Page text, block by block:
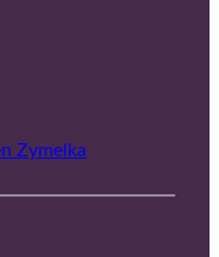
Zymelka